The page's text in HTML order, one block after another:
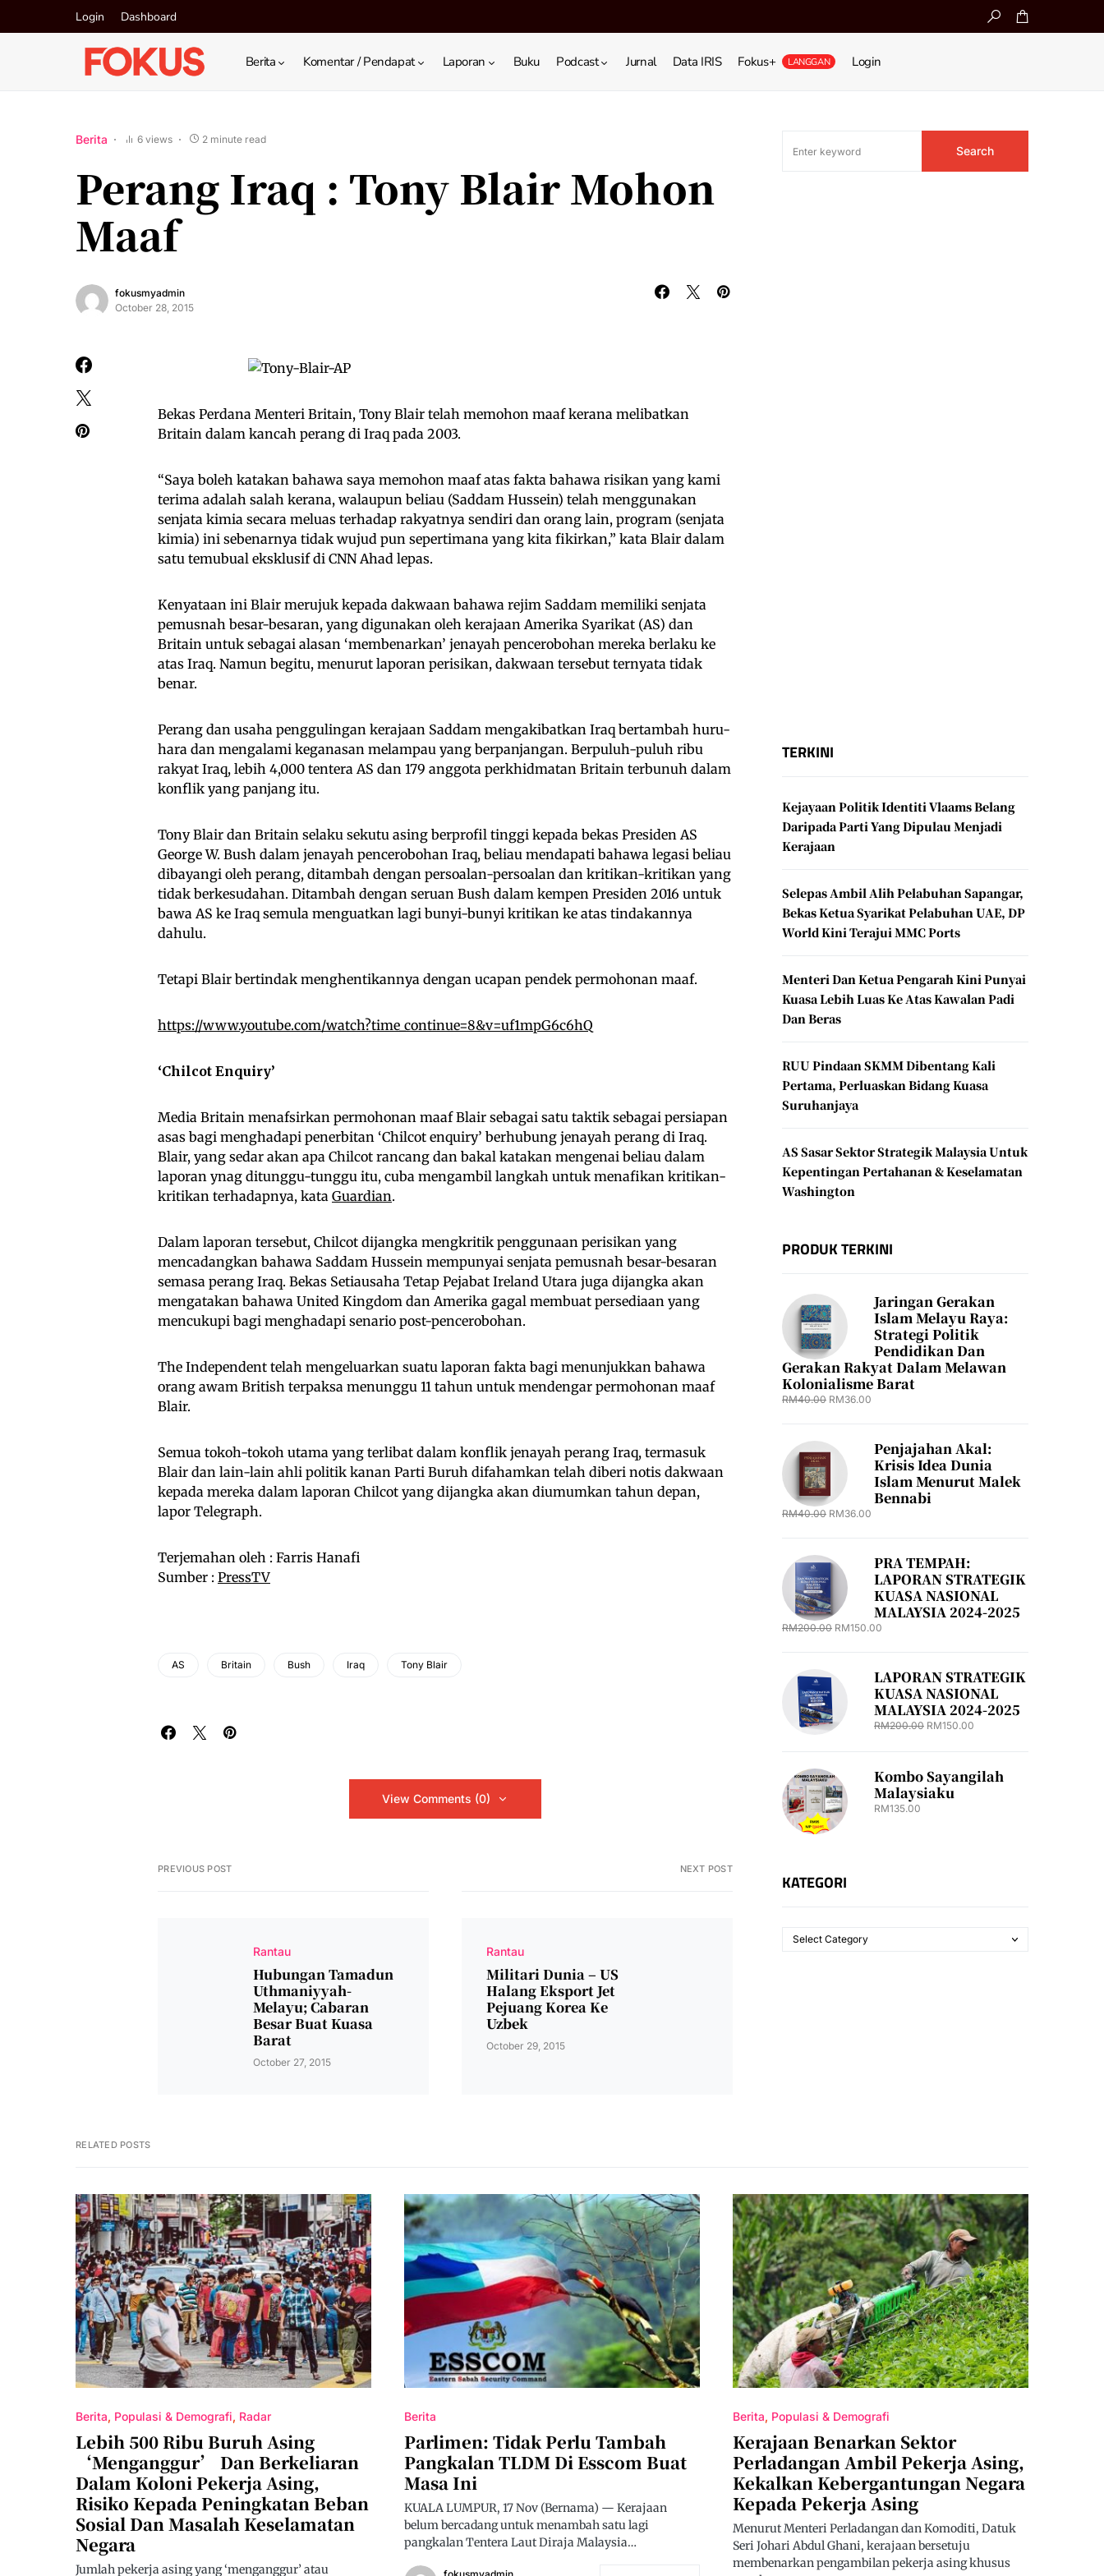
Login Dashboard
Berita Komentar / Pendapat Laporan Buku Podcast Jurnal Data IRIS Fokus+ LANGGAN Login
Berita 6 views 2 minute read
Perang Iraq : Tony Blair Mohon
Maaf
fokusmyadmin
October 28, 2015
Bekas Perdana Menteri Britain, Tony Blair telah memohon maaf kerana melibatkan
Britain dalam kancah perang di Iraq pada 2003.
“Saya boleh katakan bahawa saya memohon maaf atas fakta bahawa risikan yang kami
terima adalah salah kerana, walaupun beliau (Saddam Hussein) telah menggunakan
senjata kimia secara meluas terhadap rakyatnya sendiri dan orang lain, program (senjata
kimia) ini sebenarnya tidak wujud pun sepertimana yang kita fikirkan,” kata Blair dalam
satu temubual eksklusif di CNN Ahad lepas.
Kenyataan ini Blair merujuk kepada dakwaan bahawa rejim Saddam memiliki senjata
pemusnah besar-besaran, yang digunakan oleh kerajaan Amerika Syarikat (AS) dan
Britain untuk sebagai alasan ‘membenarkan’ jenayah pencerobohan mereka berlaku ke
atas Iraq. Namun begitu, menurut laporan perisikan, dakwaan tersebut ternyata tidak
benar.
Perang dan usaha penggulingan kerajaan Saddam mengakibatkan Iraq bertambah huru-
hara dan mengalami keganasan melampau yang berpanjangan. Berpuluh-puluh ribu
rakyat Iraq, lebih 4,000 tentera AS dan 179 anggota perkhidmatan Britain terbunuh dalam
konflik yang panjang itu.
Tony Blair dan Britain selaku sekutu asing berprofil tinggi kepada bekas Presiden AS
George W. Bush dalam jenayah pencerobohan Iraq, beliau mendapati bahawa legasi beliau
dibayangi oleh perang, ditambah dengan persoalan-persoalan dan kritikan-kritikan yang
tidak berkesudahan. Ditambah dengan seruan Bush dalam kempen Presiden 2016 untuk
bawa AS ke Iraq semula menguatkan lagi bunyi-bunyi kritikan ke atas tindakannya
dahulu.
Tetapi Blair bertindak menghentikannya dengan ucapan pendek permohonan maaf.
https://www.youtube.com/watch?time_continue=8&v=uf1mpG6c6hQ
‘Chilcot Enquiry’
Media Britain menafsirkan permohonan maaf Blair sebagai satu taktik sebagai persiapan
asas bagi menghadapi penerbitan ‘Chilcot enquiry’ berhubung jenayah perang di Iraq.
Blair, yang sedar akan apa Chilcot rancang dan bakal katakan mengenai beliau dalam
laporan ynag ditunggu-tunggu itu, cuba mengambil langkah untuk menafikan kritikan-
kritikan terhadapnya, kata Guardian.
Dalam laporan tersebut, Chilcot dijangka mengkritik penggunaan perisikan yang
mencadangkan bahawa Saddam Hussein mempunyai senjata pemusnah besar-besaran
semasa perang Iraq. Bekas Setiausaha Tetap Pejabat Ireland Utara juga dijangka akan
mengatakan bahawa United Kingdom dan Amerika gagal membuat persediaan yang
mencukupi bagi menghadapi senario post-pencerobohan.
The Independent telah mengeluarkan suatu laporan fakta bagi menunjukkan bahawa
orang awam British terpaksa menunggu 11 tahun untuk mendengar permohonan maaf
Blair.
Semua tokoh-tokoh utama yang terlibat dalam konflik jenayah perang Iraq, termasuk
Blair dan lain-lain ahli politik kanan Parti Buruh difahamkan telah diberi notis dakwaan
kepada mereka dalam laporan Chilcot yang dijangka akan diumumkan tahun depan,
lapor Telegraph.
Terjemahan oleh : Farris Hanafi
Sumber : PressTV
AS Britain Bush Iraq Tony Blair
View Comments (0)
PREVIOUS POST
Rantau
Hubungan Tamadun
Uthmaniyyah-
Melayu; Cabaran
Besar Buat Kuasa
Barat
October 27, 2015
NEXT POST
Rantau
Militari Dunia – US
Halang Eksport Jet
Pejuang Korea Ke
Uzbek
October 29, 2015
Search
TERKINI
Kejayaan Politik Identiti Vlaams Belang
Daripada Parti Yang Dipulau Menjadi
Kerajaan
Selepas Ambil Alih Pelabuhan Sapangar,
Bekas Ketua Syarikat Pelabuhan UAE, DP
World Kini Terajui MMC Ports
Menteri Dan Ketua Pengarah Kini Punyai
Kuasa Lebih Luas Ke Atas Kawalan Padi
Dan Beras
RUU Pindaan SKMM Dibentang Kali
Pertama, Perluaskan Bidang Kuasa
Suruhanjaya
AS Sasar Sektor Strategik Malaysia Untuk
Kepentingan Pertahanan & Keselamatan
Washington
PRODUK TERKINI
Jaringan Gerakan
Islam Melayu Raya:
Strategi Politik
Pendidikan Dan
Gerakan Rakyat Dalam Melawan
Kolonialisme Barat
RM40.00 RM36.00
Penjajahan Akal:
Krisis Idea Dunia
Islam Menurut Malek
Bennabi
RM40.00 RM36.00
PRA TEMPAH:
LAPORAN STRATEGIK
KUASA NASIONAL
MALAYSIA 2024-2025
RM200.00 RM150.00
LAPORAN STRATEGIK
KUASA NASIONAL
MALAYSIA 2024-2025
RM200.00 RM150.00
Kombo Sayangilah
Malaysiaku
RM135.00
KATEGORI
RELATED POSTS
Berita Populasi & Demografi Radar
Lebih 500 Ribu Buruh Asing
‘Menganggur’ Dan Berkeliaran
Dalam Koloni Pekerja Asing,
Risiko Kepada Peningkatan Beban
Sosial Dan Masalah Keselamatan
Negara
Jumlah pekerja asing yang ‘menganggur’ atau
Berita
Parlimen: Tidak Perlu Tambah
Pangkalan TLDM Di Esscom Buat
Masa Ini
KUALA LUMPUR, 17 Nov (Bernama) — Kerajaan
belum bercadang untuk menambah satu lagi
pangkalan Tentera Laut Diraja Malaysia…
Berita Populasi & Demografi
Kerajaan Benarkan Sektor
Perladangan Ambil Pekerja Asing,
Kekalkan Kebergantungan Negara
Kepada Pekerja Asing
Menurut Menteri Perladangan dan Komoditi, Datuk
Seri Johari Abdul Ghani, kerajaan bersetuju
membenarkan pengambilan pekerja asing khusus